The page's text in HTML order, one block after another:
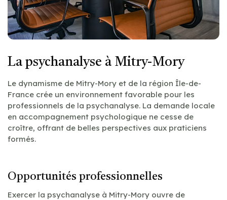
La psychanalyse à Mitry-Mory
Le dynamisme de Mitry-Mory et de la région Île-de-
France crée un environnement favorable pour les
professionnels de la psychanalyse. La demande locale
en accompagnement psychologique ne cesse de
croître, offrant de belles perspectives aux praticiens
formés.
Opportunités professionnelles
Exercer la psychanalyse à Mitry-Mory ouvre de